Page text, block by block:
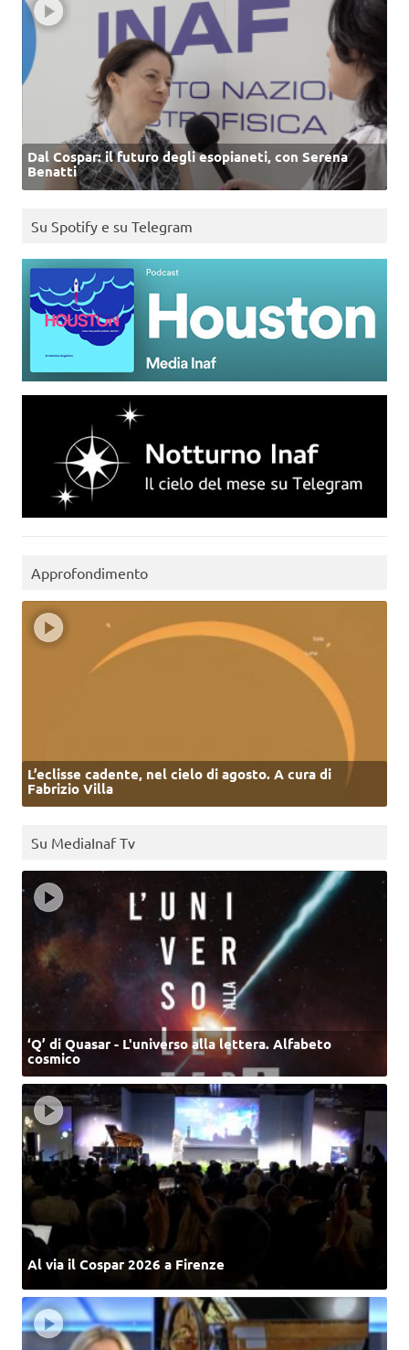
Dal Cospar: il futuro degli esopianeti, con Serena
Benatti
Su Spotify e su Telegram
Approfondimento
L’eclisse cadente, nel cielo di agosto. A cura di
Fabrizio Villa
Su MediaInaf Tv
‘Q’ di Quasar - L'universo alla lettera. Alfabeto
cosmico
Al via il Cospar 2026 a Firenze